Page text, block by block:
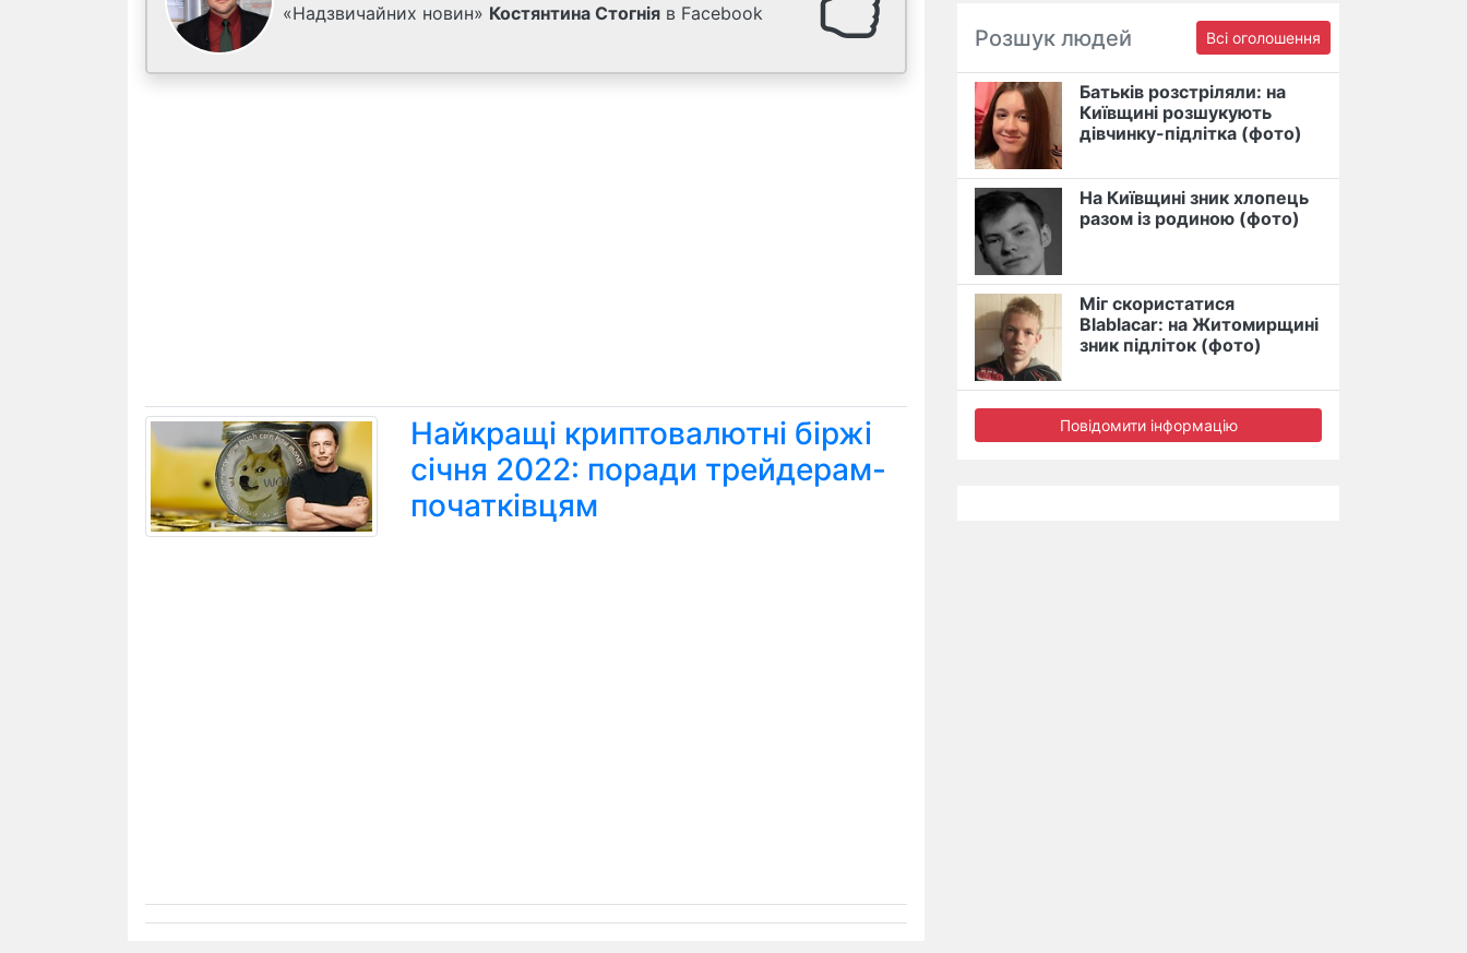
«Надзвичайних новин» Костянтина Стогнія в Facebook
Найкращі криптовалютні біржі
січня 2022: поради трейдерам-
початківцям
Розшук людей Всі оголошення
Батьків розстріляли: на
Київщині розшукують
дівчинку-підлітка (фото)
На Київщині зник хлопець
разом із родиною (фото)
Міг скористатися
Blablacar: на Житомирщині
зник підліток (фото)
Повідомити інформацію